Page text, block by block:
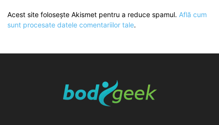
Acest site folosește Akismet pentru a reduce spamul. Află cum
sunt procesate datele comentariilor tale.